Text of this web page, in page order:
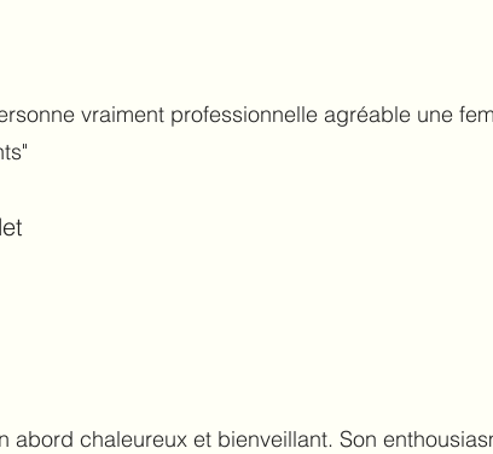
vraiment professionnelle agréable une
abord chaleureux et bienveillant. Son